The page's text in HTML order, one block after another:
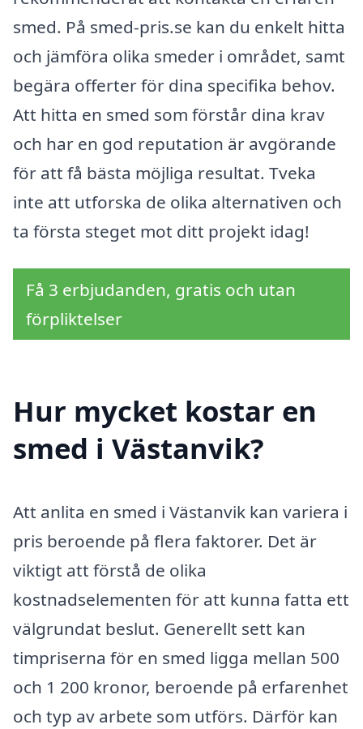
smed. På smed-pris.se kan du enkelt hitta
och jämföra olika smeder i området, samt
begära offerter för dina specifika behov.
Att hitta en smed som förstår dina krav
och har en god reputation är avgörande
för att få bästa möjliga resultat. Tveka
inte att utforska de olika alternativen och
ta första steget mot ditt projekt idag!
Få 3 erbjudanden, gratis och utan
förpliktelser
Hur mycket kostar en
smed i Västanvik?
Att anlita en smed i Västanvik kan variera i
pris beroende på flera faktorer. Det är
viktigt att förstå de olika
kostnadselementen för att kunna fatta ett
välgrundat beslut. Generellt sett kan
timpriserna för en smed ligga mellan 500
och 1 200 kronor, beroende på erfarenhet
och typ av arbete som utförs. Därför kan